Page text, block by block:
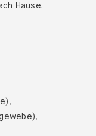
Hause.